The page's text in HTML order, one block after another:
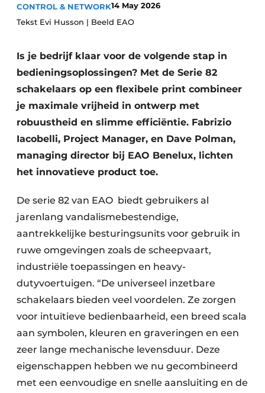
Video’s
CONTROL & NETWORK14 May 2026
Tekst Evi Husson | Beeld EAO
Is je bedrijf klaar voor de volgende stap in
bedieningsoplossingen? Met de Serie 82
schakelaars op een flexibele print combineer
je maximale vrijheid in ontwerp met
robuustheid en slimme efficiëntie. Fabrizio
Iacobelli, Project Manager, en Dave Polman,
managing director bij EAO Benelux, lichten
het innovatieve product toe.
De serie 82 van EAO biedt gebruikers al
jarenlang vandalismebestendige,
aantrekkelijke besturingsunits voor gebruik in
ruwe omgevingen zoals de scheepvaart,
industriële toepassingen en heavy-
dutyvoertuigen. “De universeel inzetbare
schakelaars bieden veel voordelen. Ze zorgen
voor intuïtieve bedienbaarheid, een breed scala
aan symbolen, kleuren en graveringen en een
zeer lange mechanische levensduur. Deze
eigenschappen hebben we nu gecombineerd
met een eenvoudige en snelle aansluiting en de